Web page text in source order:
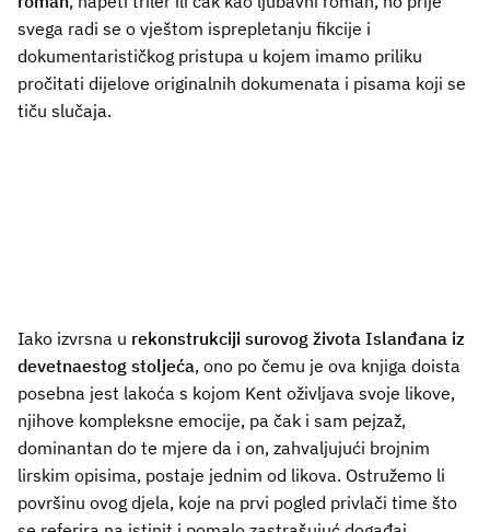
svega radi se o vještom isprepletanju fikcije i
dokumentarističkog pristupa u kojem imamo priliku
pročitati dijelove originalnih dokumenata i pisama koji se
tiču slučaja.
Iako izvrsna u rekonstrukciji surovog života Islanđana iz
devetnaestog stoljeća, ono po čemu je ova knjiga doista
posebna jest lakoća s kojom Kent oživljava svoje likove,
njihove kompleksne emocije, pa čak i sam pejzaž,
dominantan do te mjere da i on, zahvaljujući brojnim
lirskim opisima, postaje jednim od likova. Ostružemo li
površinu ovog djela, koje na prvi pogled privlači time što